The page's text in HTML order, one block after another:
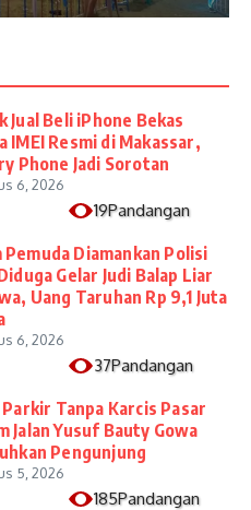
Jual Beli iPhone Bekas
IMEI Resmi di Makassar,
Phone Jadi Sorotan
6, 2026
19Pandangan
Pemuda Diamankan Polisi
Gelar Judi Balap Liar
Uang Taruhan Rp 9,1 Juta
6, 2026
37Pandangan
Tanpa Karcis Pasar
Jalan Yusuf Bauty Gowa
Pengunjung
5, 2026
185Pandangan